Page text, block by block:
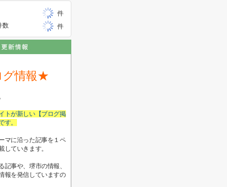
件
数
件
情報★
トが新しい【ブログ掲
す。
マに沿った記事を１ペ
していきます。
記事や、堺市の情報、
報を発信していますの